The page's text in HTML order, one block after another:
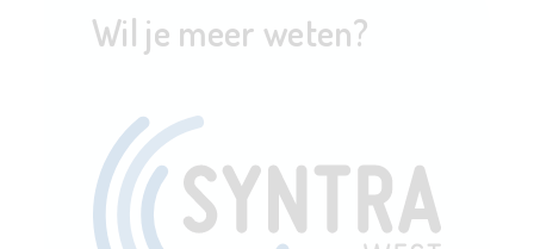
Wil je meer weten?